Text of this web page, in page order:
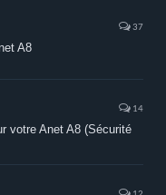
37
A8
14
votre Anet A8 (Sécurité